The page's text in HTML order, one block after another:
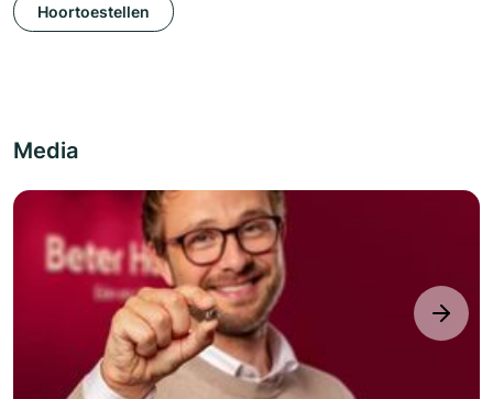
Hoortoestellen
Media
next